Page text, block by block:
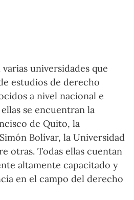
universidades que
estudios de derecho
a nivel nacional e
se encuentran la
de Quito, la
Bolívar, la Universidad
otras. Todas ellas cuentan
altamente capacitado y
en el campo del derecho